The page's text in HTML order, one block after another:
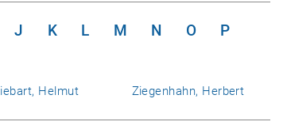
J K L M N O
P
Helmut Ziegenhahn, Herbert